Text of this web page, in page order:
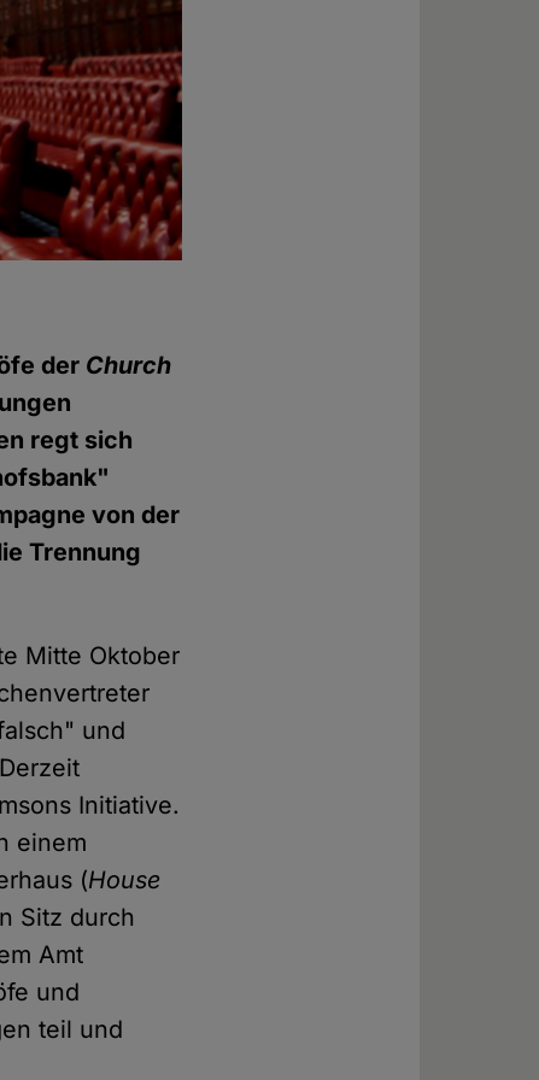
der Church
regt sich
von der
Trennung
Mitte Oktober
und
Initiative.
einem
(House
Sitz durch
Amt
und
teil und